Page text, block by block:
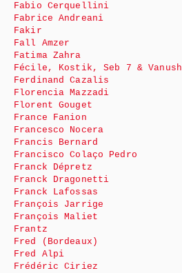
Fabio Cerquellini
Fabrice Andreani
Fakir
Fall Amzer
Fatima Zahra
Fécile, Kostik, Seb 7 & Vanush
Ferdinand Cazalis
Florencia Mazzadi
Florent Gouget
France Fanion
Francesco Nocera
Francis Bernard
Francisco Colaço Pedro
Franck Dépretz
Franck Dragonetti
Franck Lafossas
François Jarrige
François Maliet
Frantz
Fred (Bordeaux)
Fred Alpi
Frédéric Ciriez